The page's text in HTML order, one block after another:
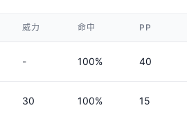
威力 命中 PP
- 100% 40
30 100% 15